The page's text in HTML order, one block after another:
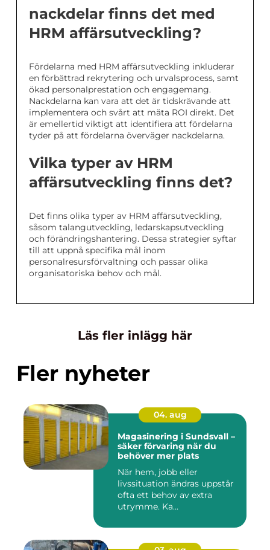
nackdelar finns det med
HRM affärsutveckling?
Fördelarna med HRM affärsutveckling inkluderar
en förbättrad rekrytering och urvalsprocess, samt
ökad personalprestation och engagemang.
Nackdelarna kan vara att det är tidskrävande att
implementera och svårt att mäta ROI direkt. Det
är emellertid viktigt att identifiera att fördelarna
tyder på att fördelarna överväger nackdelarna.
Vilka typer av HRM
affärsutveckling finns det?
Det finns olika typer av HRM affärsutveckling,
såsom talangutveckling, ledarskapsutveckling
och förändringshantering. Dessa strategier syftar
till att uppnå specifika mål inom
personalresursförvaltning och passar olika
organisatoriska behov och mål.
Läs fler inlägg här
Fler nyheter
04. aug
Magasinering i Sundsvall –
säker förvaring när du
behöver mer plats
När hem, jobb eller
livssituation ändras uppstår
ofta ett behov av extra
utrymme. Ka...